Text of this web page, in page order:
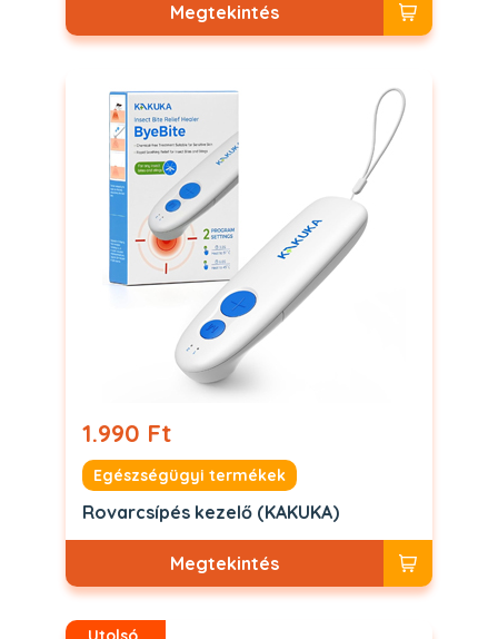
Megtekintés
1.990 Ft
Egészségügyi termékek
Rovarcsípés kezelő (KAKUKA)
Megtekintés